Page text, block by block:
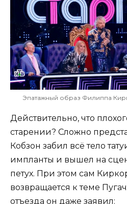
Эпатажный образ Филиппа
Действительно, что
старении? Сложно
Кобзон забил всё тело
импланты и вышел на
петух. При этом сам
возвращается к теме
отъезда он даже заявил: